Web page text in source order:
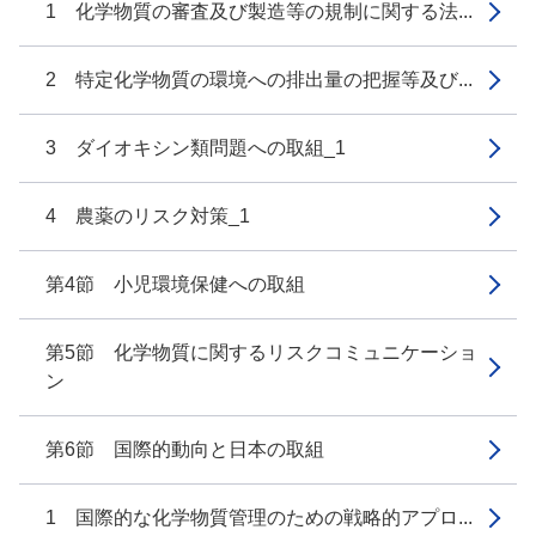
1 化学物質の審査及び製造等の規制に関する法...
2 特定化学物質の環境への排出量の把握等及び...
3 ダイオキシン類問題への取組_1
4 農薬のリスク対策_1
第4節 小児環境保健への取組
第5節 化学物質に関するリスクコミュニケーショ
ン
第6節 国際的動向と日本の取組
1 国際的な化学物質管理のための戦略的アプロ...